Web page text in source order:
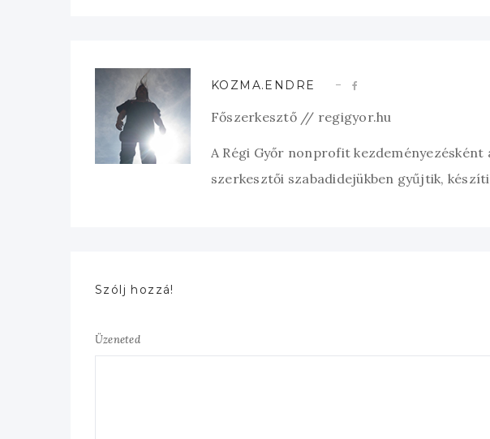
KOZMA.ENDRE
Főszerkesztő // regigyor.hu
A Régi Győr nonprofit kezdeményezésként
szerkesztői szabadidejükben gyűjtik,
Szólj hozzá!
Üzeneted